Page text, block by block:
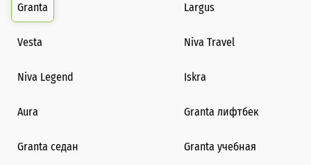
Granta Largus
Vesta Niva Travel
Niva Legend Iskra
Aura Granta лифтбек
Granta седан Granta учебная